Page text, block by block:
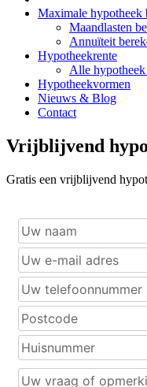
Maximale hypotheek
Maandlasten
Annuïteit
Hypotheekrente
Alle hypotheek
Hypotheekvormen
Nieuws & Blog
Contact
Vrijblijvend
Gratis een vrijblijvend